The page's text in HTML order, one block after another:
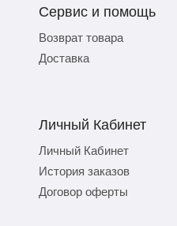
Сервис и помощь
Возврат товара
Доставка
Личный Кабинет
Личный Кабинет
История заказов
Договор оферты